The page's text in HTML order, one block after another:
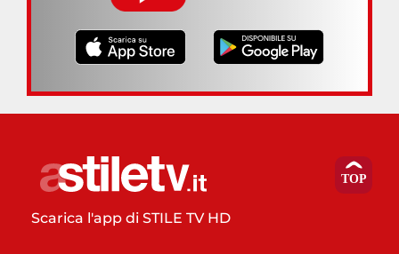
Scarica l'app di STILE TV HD